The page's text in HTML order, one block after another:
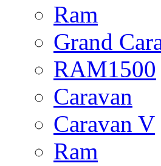
Ram
Grand
RAM1500
Caravan
Caravan V
Ram